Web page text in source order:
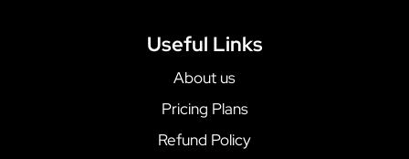
Useful Links
About us
Pricing Plans
Refund Policy